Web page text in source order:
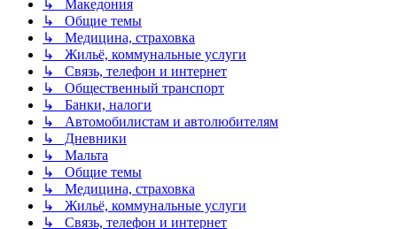
↳ Македония
↳ Общие темы
↳ Медицина, страховка
↳ Жильё, коммунальные услуги
↳ Связь, телефон и интернет
↳ Общественный транспорт
↳ Банки, налоги
↳ Автомобилистам и автолюбителям
↳ Дневники
↳ Мальта
↳ Общие темы
↳ Медицина, страховка
↳ Жильё, коммунальные услуги
↳ Связь, телефон и интернет